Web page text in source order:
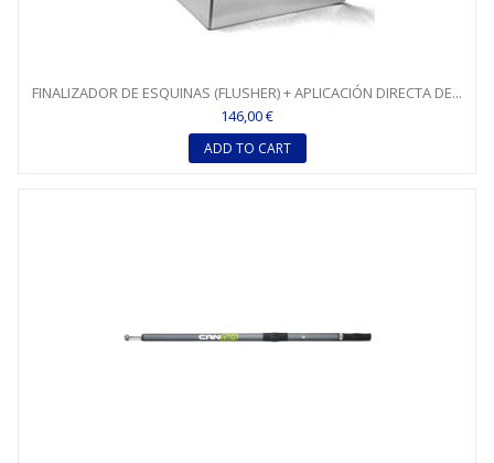
FINALIZADOR DE ESQUINAS (FLUSHER) + APLICACIÓN DIRECTA DE...
146,00 €
ADD TO CART